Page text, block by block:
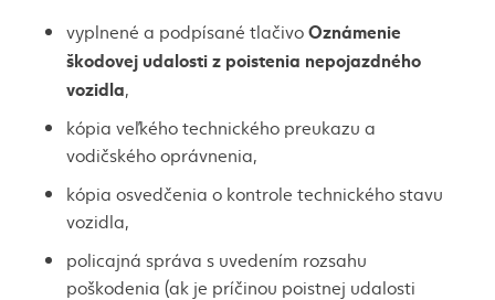
vyplnené a podpísané tlačivoOznámenie
škodovej udalosti z poistenia nepojazdného
vozidla,
kópia veľkého technického preukazu a
vodičského oprávnenia,
kópia osvedčenia o kontrole technického stavu
vozidla,
policajná správa s uvedením rozsahu
poškodenia (ak je príčinou poistnej udalosti